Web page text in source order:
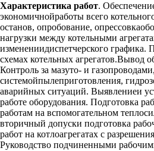
Характеристика работ.
экономичнойработы всего
останов, опробование,
нагрузки между котельными
изменениидиспетчерского графика.
схемах котельных агрегатов.Вывод
Контроль за мазуто- и газопроводами,
системойпылеприготовления,
аварийных ситуаций. Выявлениеи
работе оборудования. Подготовка
работам на вспомогательном
вторичный допуски подготовка
работ на котлоагрегатах с
Руководство подчиненными